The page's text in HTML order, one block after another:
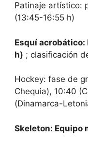
Patinaje artístico:
(13:45-16:55 h)
Esquí
h) ; clasificación
Hockey: fase de
Chequia), 10:40
(Dinamarca-
Skeleton: Equipo